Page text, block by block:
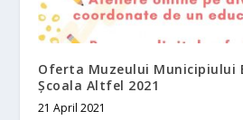
Oferta Muzeului Municipiului
Școala Altfel 2021
21 April 2021